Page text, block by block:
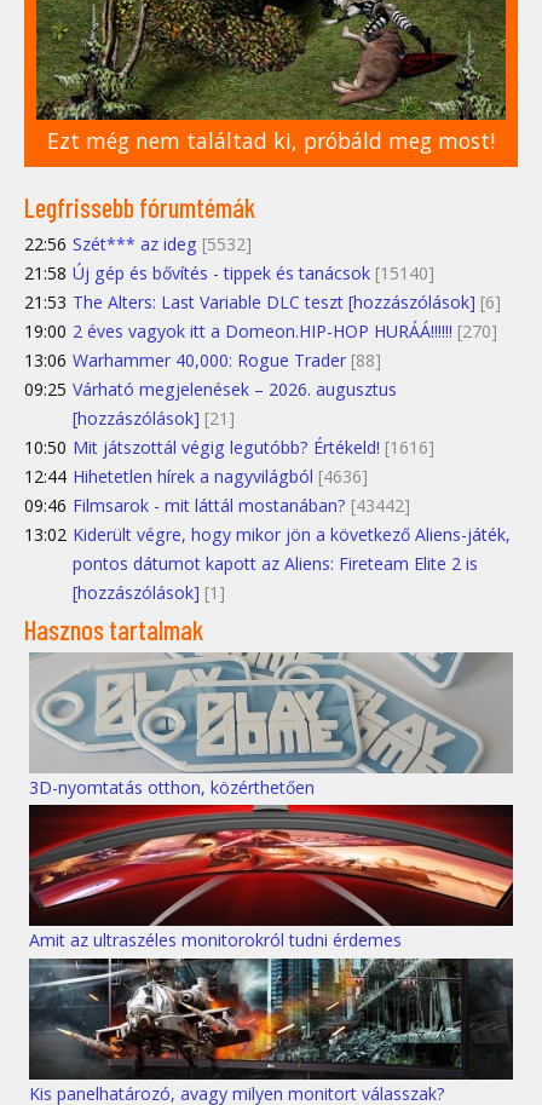
Ezt még nem találtad ki, próbáld meg most!
Legfrissebb fórumtémák
22:56 Szét*** az ideg [5532]
21:58 Új gép és bővítés - tippek és tanácsok [15140]
21:53 The Alters: Last Variable DLC teszt [hozzászólások] [6]
19:00 2 éves vagyok itt a Domeon.HIP-HOP HURÁÁ!!!!!! [270]
13:06 Warhammer 40,000: Rogue Trader [88]
09:25 Várható megjelenések – 2026. augusztus
[hozzászólások] [21]
10:50 Mit játszottál végig legutóbb? Értékeld! [1616]
12:44 Hihetetlen hírek a nagyvilágból [4636]
09:46 Filmsarok - mit láttál mostanában? [43442]
13:02 Kiderült végre, hogy mikor jön a következő Aliens-játék,
pontos dátumot kapott az Aliens: Fireteam Elite 2 is
[hozzászólások] [1]
Hasznos tartalmak
3D-nyomtatás otthon, közérthetően
Amit az ultraszéles monitorokról tudni érdemes
Kis panelhatározó, avagy milyen monitort válasszak?